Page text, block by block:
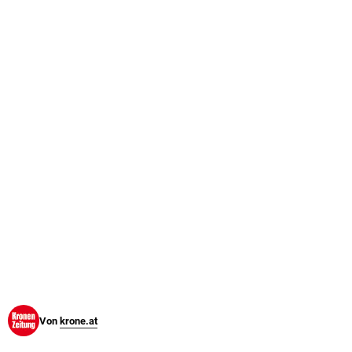
Von krone.at